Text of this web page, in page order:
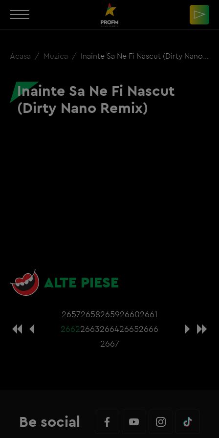
Acasa Muzica Inainte Sa Ne Fi Nascut (Dirty Nano Remix)
Inainte Sa Ne Fi Nascut
(Dirty Nano Remix)
ALTE PIESE
26572658265926602661
26622663266426652666
2667
Be social